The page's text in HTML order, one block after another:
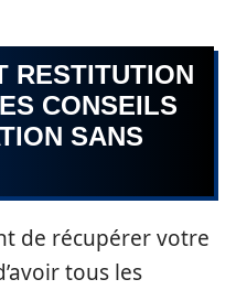
RESTITUTION
CONSEILS
SANS
de récupérer votre
tous les